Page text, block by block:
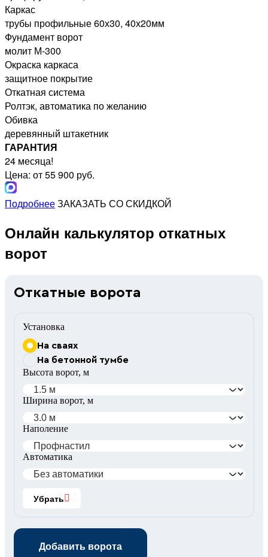
Каркас
трубы профильные 60х30, 40х20мм
Фундамент ворот
молит М-300
Окраска каркаса
защитное покрытие
Откатная система
Ролтэк, автоматика по желанию
Обивка
деревянный штакетник
ГАРАНТИЯ
24 месяца!
Цена: от 55 900 руб.
ПодробнееЗАКАЗАТЬ СО СКИДКОЙ
Онлайн калькулятор откатных
ворот
Откатные ворота
Установка
На сваях
На бетонной тумбе
Высота ворот, м
Ширина ворот, м
Наполение
Автоматика
Убрать
Добавить ворота